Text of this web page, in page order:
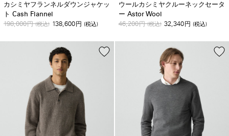
カシミヤフランネルダウンジャケッ
ト Cash Flannel
198,000円(税込) 138,600 円 (税込)
ウールカシミヤクルーネックセータ
ー Astor Wool
46,200円(税込) 32,340 円 (税込)